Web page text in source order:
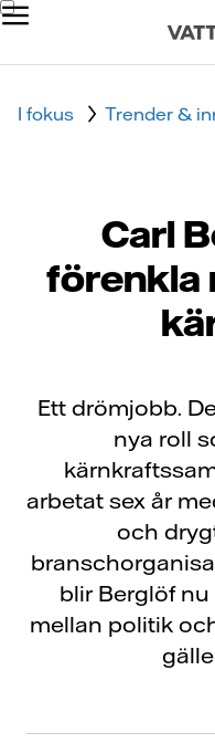
I fokus Trender &
Carl
förenkla
Ett drömjobb.
nya roll
arbetat sex år
och
blir Berglöf
mellan politik